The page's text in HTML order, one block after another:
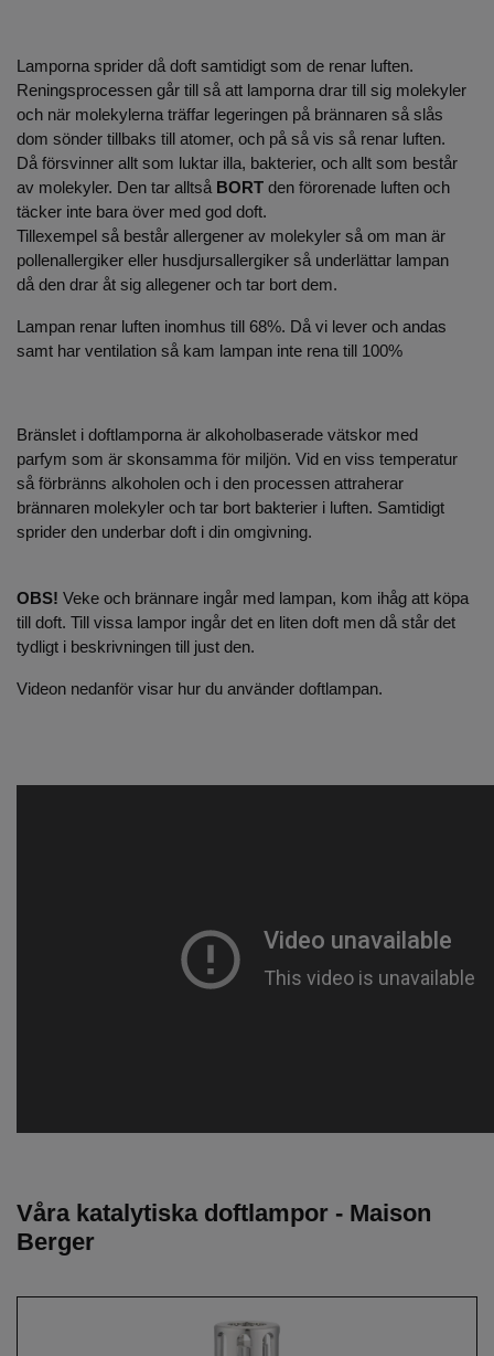
Lamporna sprider då doft samtidigt som de renar luften.
Reningsprocessen går till så att lamporna drar till sig molekyler
och när molekylerna träffar legeringen på brännaren så slås
dom sönder tillbaks till atomer, och på så vis så renar luften.
Då försvinner allt som luktar illa, bakterier, och allt som består
av molekyler. Den tar alltså BORT den förorenade luften och
täcker inte bara över med god doft.
Tillexempel så består allergener av molekyler så om man är
pollenallergiker eller husdjursallergiker så underlättar lampan
då den drar åt sig allegener och tar bort dem.
Lampan renar luften inomhus till 68%. Då vi lever och andas
samt har ventilation så kam lampan inte rena till 100%
Bränslet i doftlamporna är alkoholbaserade vätskor med
parfym som är skonsamma för miljön. Vid en viss temperatur
så förbränns alkoholen och i den processen attraherar
brännaren molekyler och tar bort bakterier i luften. Samtidigt
sprider den underbar doft i din omgivning.
OBS! Veke och brännare ingår med lampan, kom ihåg att köpa
till doft. Till vissa lampor ingår det en liten doft men då står det
tydligt i beskrivningen till just den.
Videon nedanför visar hur du använder doftlampan.
Våra katalytiska doftlampor - Maison
Berger